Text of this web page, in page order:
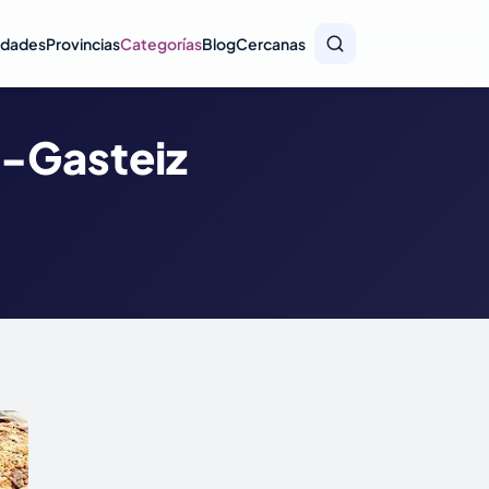
ProvinciasCategoríasBlogCercanas
Gasteiz